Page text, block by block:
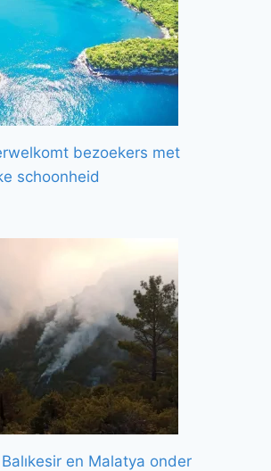
bezoekers met
schoonheid
en Malatya onder